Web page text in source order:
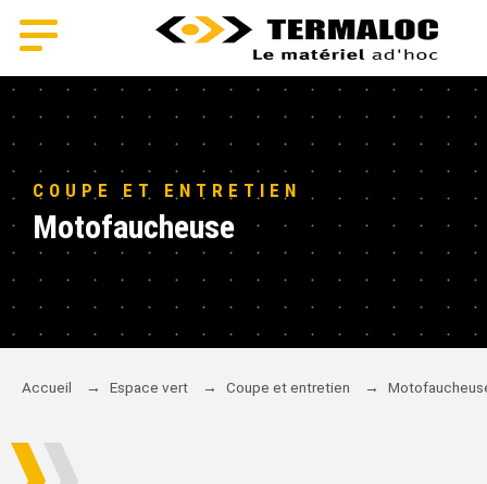
COUPE ET ENTRETIEN
Motofaucheuse
Accueil → Espace vert → Coupe et entretien →